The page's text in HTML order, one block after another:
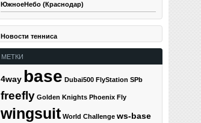
ЮжноеНебо (Краснодар)
Новости тенниса
МЕТКИ
4way base Dubai500 FlyStation SPb
freefly Golden Knights Phoenix Fly
wingsuit World Challenge ws-base